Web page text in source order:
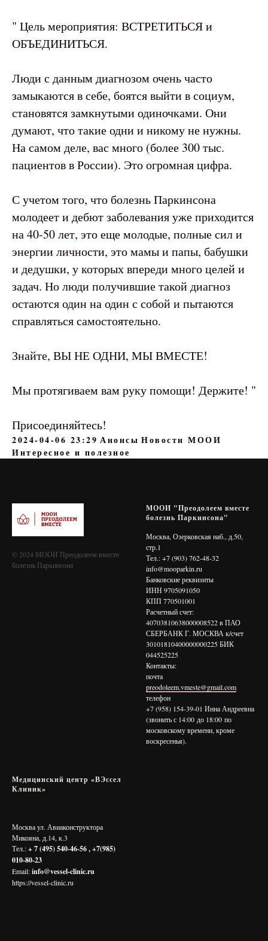
" Цель мероприятия: ВСТРЕТИТЬСЯ и
ОБЪЕДИНИТЬСЯ.
Люди с данным диагнозом очень часто
замыкаются в себе, боятся выйти в социум,
становятся замкнутыми одиночками. Они
думают, что такие одни и никому не нужны.
На самом деле, вас много (более 300 тыс.
пациентов в России). Это огромная цифра.
С учетом того, что болезнь Паркинсона
молодеет и дебют заболевания уже приходится
на 40-50 лет, это еще молодые, полные сил и
энергии личности, это мамы и папы, бабушки
и дедушки, у которых впереди много целей и
задач. Но люди получившие такой диагноз
остаются один на один с собой и пытаются
справляться самостоятельно.
Знайте, ВЫ НЕ ОДНИ, МЫ ВМЕСТЕ!
Мы протягиваем вам руку помощи! Держите! "
Присоединяйтесь!
2024-04-06 23:29 Анонсы Новости МООИ
Интересное и полезное
© 2024 МООИ Преодолеем вместе
болезнь Паркинсона
МООИ "Преодолеем вместе
болезнь Паркинсона"
Москва, Озерковская наб., д.50,
стр.1
Тел.: +7 (903) 762-48-32
info@mooparkin.ru
Банковские реквизиты
ИНН 9705091050
КПП 770501001
Расчетный счет:
40703810638000008522 в ПАО
СБЕРБАНК Г. МОСКВА к/счет
30101810400000000225 БИК
044525225
Контакты:
почта
preodoleem.vmeste@gmail.com
телефон
+7 (958) 154-39-01 Инна Андреевна
(звонить с 14:00 до 18:00 по
московскому времени, кроме
воскресенья).
Медицинский центр «ВЭссел
Клиник»
Москва ул. Авиаконструктора
Микояна, д.14, к.3
Тел.:+ 7 (495) 540-46-56 , +7(985)
010-80-23
Email:info@vessel-clinic.ru
https://vessel-clinic.ru